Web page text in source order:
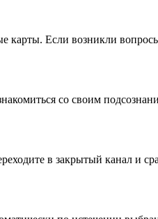
карты. Если возникли
со своим
в закрытый канал и